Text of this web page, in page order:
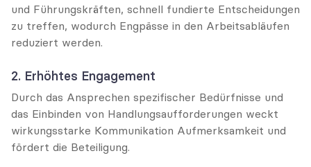
und Führungskräften, schnell fundierte Entscheidungen
zu treffen, wodurch Engpässe in den Arbeitsabläufen
reduziert werden.
2. Erhöhtes Engagement
Durch das Ansprechen spezifischer Bedürfnisse und
das Einbinden von Handlungsaufforderungen weckt
wirkungsstarke Kommunikation Aufmerksamkeit und
fördert die Beteiligung.